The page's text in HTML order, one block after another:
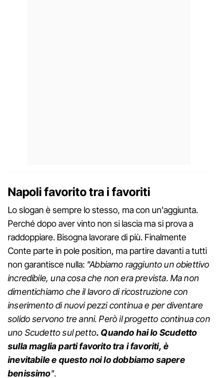
Napoli favorito tra i favoriti
Lo slogan è sempre lo stesso, ma con un'aggiunta.
Perché dopo aver vinto non si lascia ma si prova a
raddoppiare. Bisogna lavorare di più. Finalmente
Conte parte in pole position, ma partire davanti a tutti
non garantisce nulla: "Abbiamo raggiunto un obiettivo
incredibile, una cosa che non era prevista. Ma non
dimentichiamo che il lavoro di ricostruzione con
inserimento di nuovi pezzi continua e per diventare
solido servono tre anni. Però il progetto continua con
uno Scudetto sul petto. Quando hai lo Scudetto
sulla maglia parti favorito tra i favoriti, è
inevitabile e questo noi lo dobbiamo sapere
benissimo".